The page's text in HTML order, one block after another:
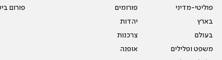
פוליטי-מדיני
בארץ
בעולם
משפט ופלילים
פורומים
יהדות
צרכנות
אופנה
פורום